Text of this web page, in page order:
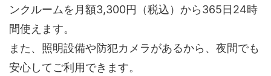
ンクルームを月額3,300円（税込）から365日24時
間使えます。
また、照明設備や防犯カメラがあるから、夜間でも
安心してご利用できます。